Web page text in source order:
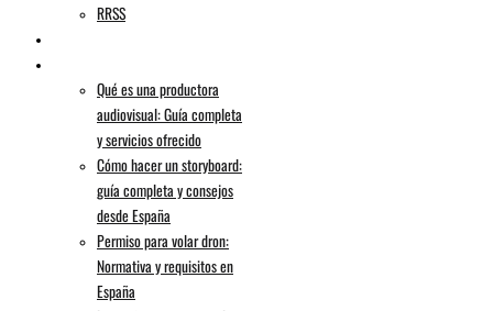
RRSS
Qué es una productora
audiovisual: Guía completa
y servicios ofrecido
Cómo hacer un storyboard:
guía completa y consejos
desde España
Permiso para volar dron:
Normativa y requisitos en
España